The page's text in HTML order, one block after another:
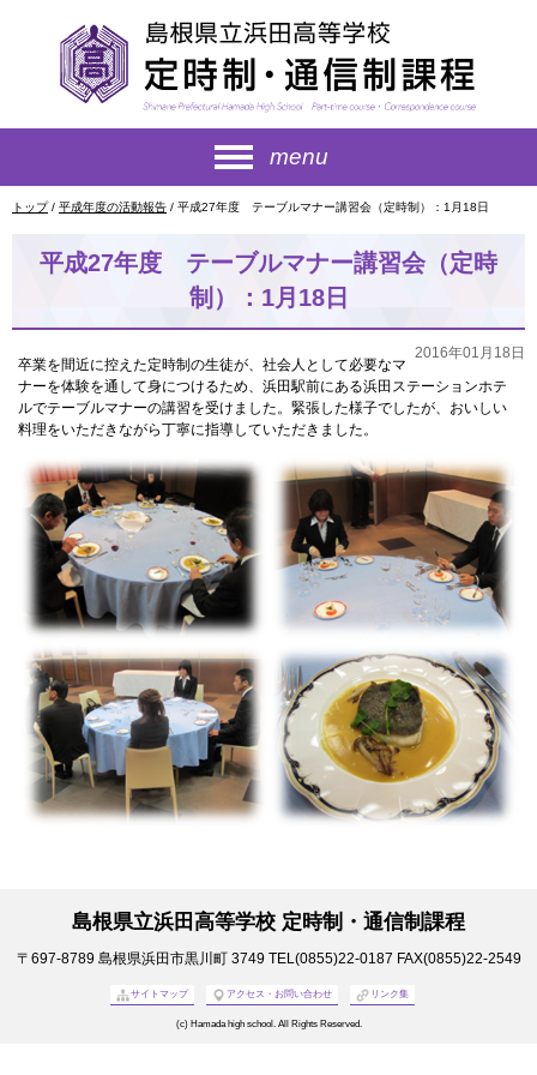
menu
現
トップ/ 平成年度の活動報告 / 平成27年度 テーブルマナー講習会（定時制）：1月18日
平成27年度 テーブルマナー講習会（定時
制）：1月18日
2016年01月18日
卒業を間近に控えた定時制の生徒が、社会人として必要なマ
ナーを体験を通して身につけるため、浜田駅前にある浜田ステーションホテ
ルでテーブルマナーの講習を受けました。緊張した様子でしたが、おいしい
料理をいただきながら丁寧に指導していただきました。
島根県立浜田高等学校 定時制・通信制課程
〒697-8789 島根県浜田市黒川町 3749 TEL(0855)22-0187 FAX(0855)22-2549
サイトマップ アクセス・お問い合わせ リンク集
(c) Hamada high school. All Rights Reserved.